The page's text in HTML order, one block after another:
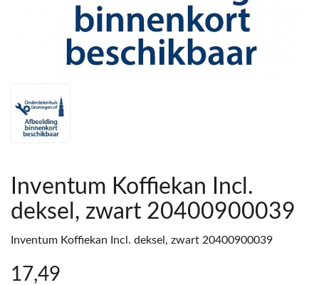
Inventum Koffiekan Incl.
deksel, zwart 20400900039
Inventum Koffiekan Incl. deksel, zwart 20400900039
17,49